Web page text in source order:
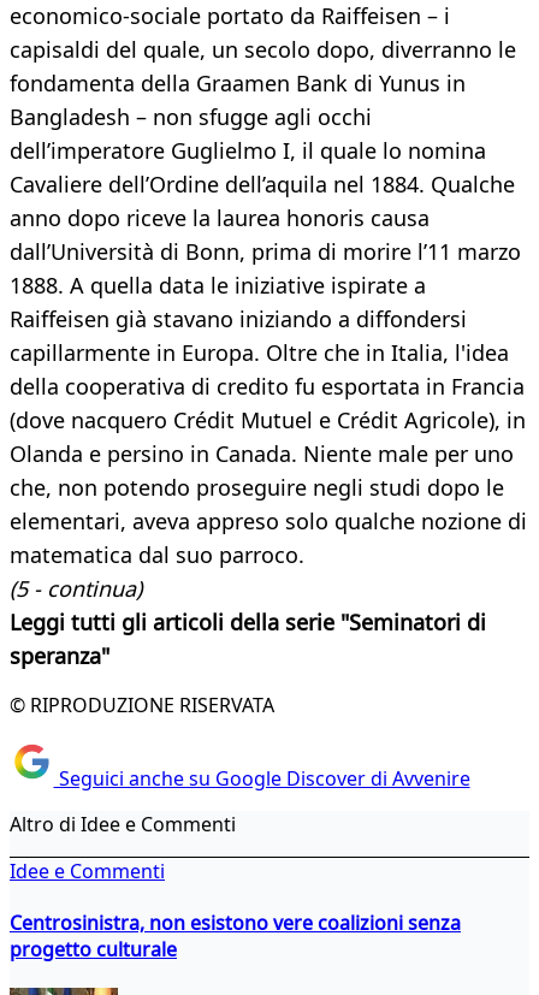
economico-sociale portato da Raiffeisen – i
capisaldi del quale, un secolo dopo, diverranno le
fondamenta della Graamen Bank di Yunus in
Bangladesh – non sfugge agli occhi
dell’imperatore Guglielmo I, il quale lo nomina
Cavaliere dell’Ordine dell’aquila nel 1884. Qualche
anno dopo riceve la laurea honoris causa
dall’Università di Bonn, prima di morire l’11 marzo
1888. A quella data le iniziative ispirate a
Raiffeisen già stavano iniziando a diffondersi
capillarmente in Europa. Oltre che in Italia, l'idea
della cooperativa di credito fu esportata in Francia
(dove nacquero Crédit Mutuel e Crédit Agricole), in
Olanda e persino in Canada. Niente male per uno
che, non potendo proseguire negli studi dopo le
elementari, aveva appreso solo qualche nozione di
matematica dal suo parroco.
(5 - continua)
Leggi tutti gli articoli della serie "Seminatori di
speranza"
© RIPRODUZIONE RISERVATA
Seguici anche su Google Discover di Avvenire
Altro di Idee e Commenti
Idee e Commenti
Centrosinistra, non esistono vere coalizioni senza
progetto culturale